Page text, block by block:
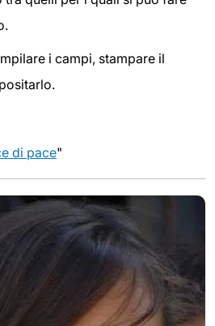
i campi, stampare il
di pace"